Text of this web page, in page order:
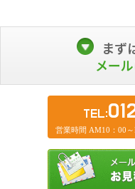
まず
メール
TEL:
営業時間 AM10：00